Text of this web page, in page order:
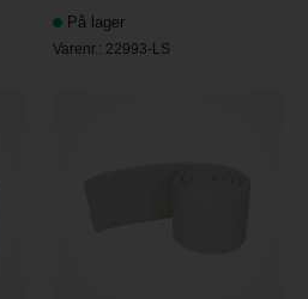
På lager
Varenr.: 22993-LS